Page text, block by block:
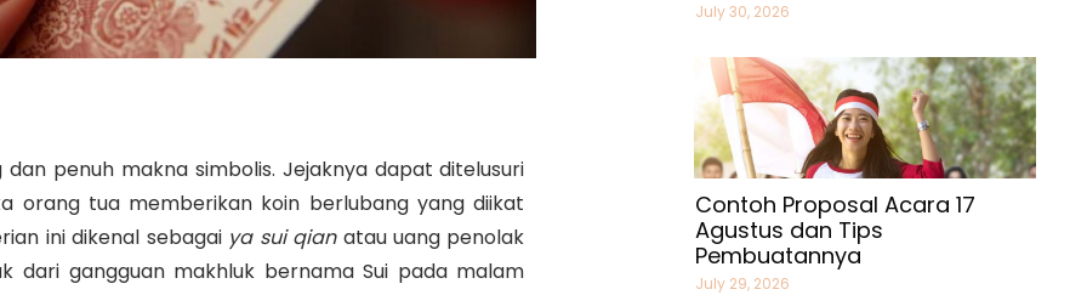
penuh makna simbolis. Jejaknya dapat ditelusuri
orang tua memberikan koin berlubang yang diikat
ini dikenal sebagaiya sui qianatau uang penolak
dari gangguan makhluk bernama Sui pada malam
July 30, 2026
Contoh Proposal Acara 17
Agustus dan Tips
Pembuatannya
July 29, 2026